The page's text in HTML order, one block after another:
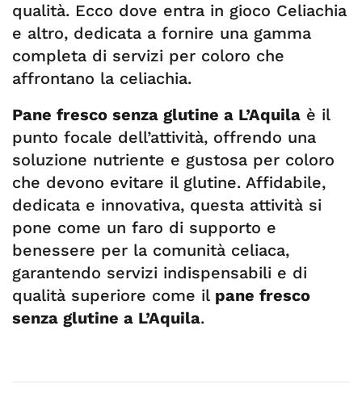
qualità. Ecco dove entra in gioco Celiachia
e altro, dedicata a fornire una gamma
completa di servizi per coloro che
affrontano la celiachia.
Pane fresco senza glutine a L’Aquila è il
punto focale dell’attività, offrendo una
soluzione nutriente e gustosa per coloro
che devono evitare il glutine. Affidabile,
dedicata e innovativa, questa attività si
pone come un faro di supporto e
benessere per la comunità celiaca,
garantendo servizi indispensabili e di
qualità superiore come il pane fresco
senza glutine a L’Aquila.